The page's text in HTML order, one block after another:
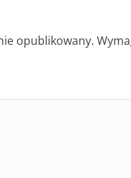
opublikowany.